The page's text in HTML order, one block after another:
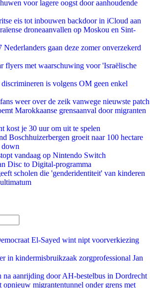
voor lagere oogst door aanhoudende
eis tot inbouwen backdoor in iCloud aan
droneaanvallen op Moskou en Sint-
Nederlanders gaan deze zomer onverzekerd
flyers met waarschuwing voor 'Israëlische
is volgens OM geen enkel
weer over de zeik vanwege nieuwste patch
Marokkaanse grensaanval door migranten
kost je 30 uur om uit te spelen
Boschhuizerbergen groeit naar 100 hectare
vandaag op Nintendo Switch
Disc to Digital-programma
scholen die 'genderidentiteit' van kinderen
El-Sayed wint nipt voorverkiezing
in kindermisbruikzaak zorgprofessional Jan
na aanrijding door AH-bestelbus in Dordrecht
migrantentunnel onder grens met